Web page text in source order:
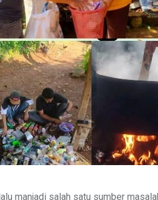
manjadi salah satu sumber